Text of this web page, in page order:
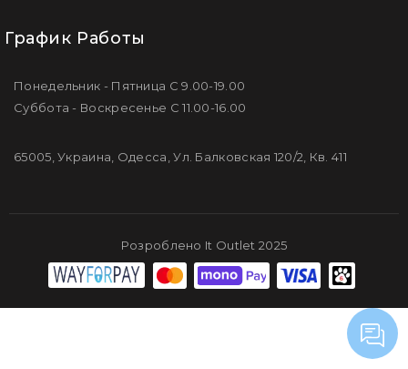
График Работы
Понедельник - Пятница С 9.00-19.00
Суббота - Воскресенье С 11.00-16.00
65005, Украина, Одесса, Ул. Балковская 120/2, Кв. 411
Розроблено It Outlet 2025